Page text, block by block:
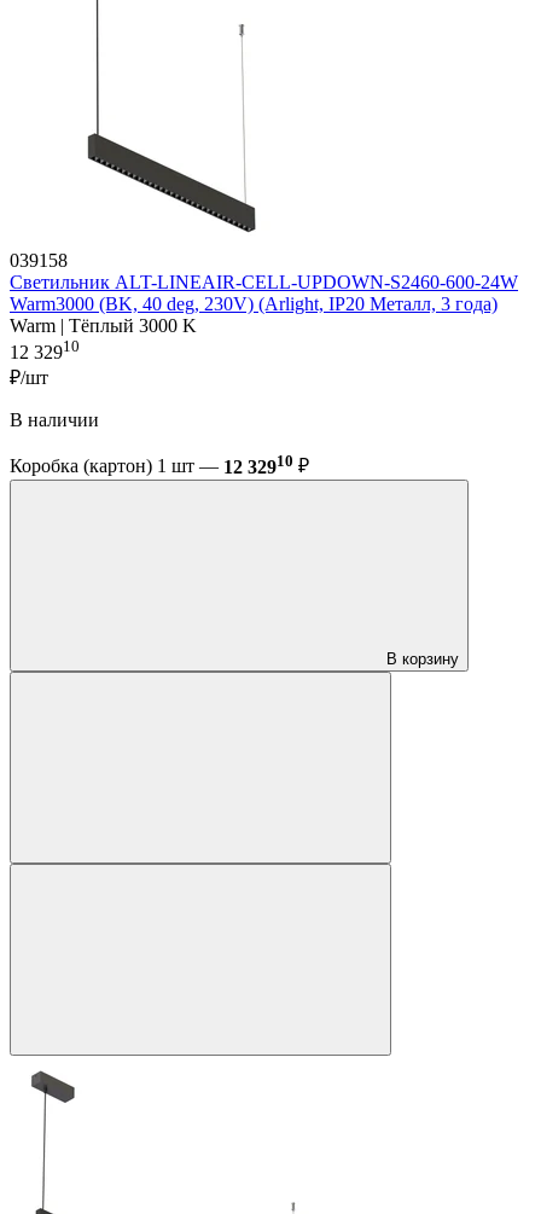
039158
Светильник ALT-LINEAIR-CELL-UPDOWN-S2460-600-24W
Warm3000 (BK, 40 deg, 230V) (Arlight, IP20 Металл, 3 года)
Warm | Тёплый 3000 K
12 32910
₽/шт
В наличии
Коробка (картон) 1 шт — 12 32910 ₽
В корзину